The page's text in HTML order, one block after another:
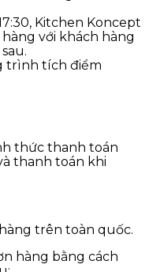
Kitchen Koncept
với khách hàng
trình tích điểm
thức thanh toán
thanh toán khi
trên toàn quốc.
hàng bằng cách